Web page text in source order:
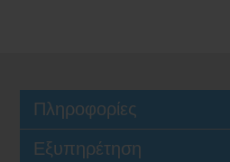
Πληροφορίες
Εξυπηρέτηση